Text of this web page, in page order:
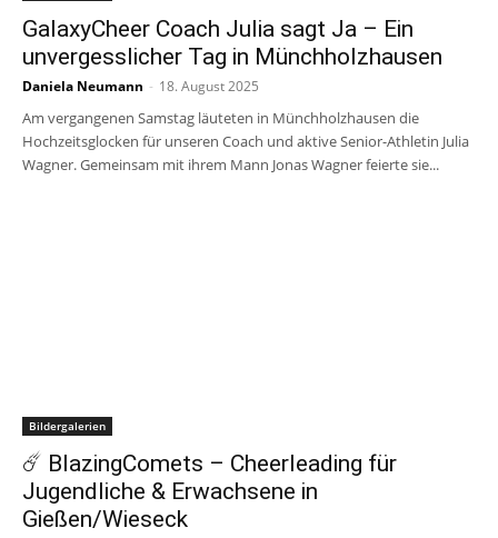
GalaxyCheer Coach Julia sagt Ja – Ein
unvergesslicher Tag in Münchholzhausen
Daniela Neumann - 18. August 2025
Am vergangenen Samstag läuteten in Münchholzhausen die
Hochzeitsglocken für unseren Coach und aktive Senior-Athletin Julia
Wagner. Gemeinsam mit ihrem Mann Jonas Wagner feierte sie...
Bildergalerien
☄️ BlazingComets – Cheerleading für
Jugendliche & Erwachsene in
Gießen/Wieseck